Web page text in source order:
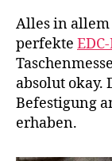
Alles in
perfekte
absolut okay.
Befestigung
erhaben.